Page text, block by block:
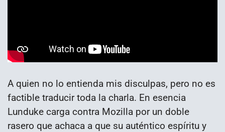
A quien no lo entienda mis disculpas, pero no es
factible traducir toda la charla. En esencia
Lunduke carga contra Mozilla por un doble
rasero que achaca a que su auténtico espíritu y